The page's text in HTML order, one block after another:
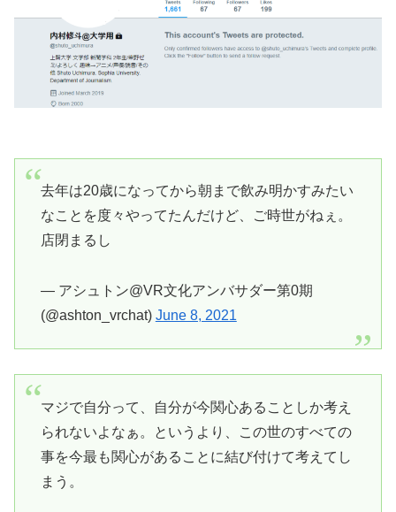
去年は20歳になってから朝まで飲み明かすみたい
なことを度々やってたんだけど、ご時世がねぇ。
店閉まるし
— アシュトン@VR文化アンバサダー第0期
(@ashton_vrchat) June 8, 2021
マジで自分って、自分が今関心あることしか考え
られないよなぁ。というより、この世のすべての
事を今最も関心があることに結び付けて考えてし
まう。